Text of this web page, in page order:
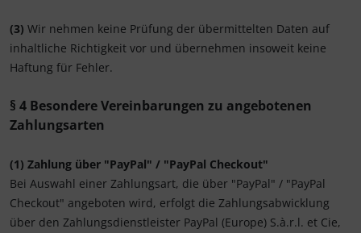
(3) Wir nehmen keine Prüfung der übermittelten Daten auf
inhaltliche Richtigkeit vor und übernehmen insoweit keine
Haftung für Fehler.
§ 4 Besondere Vereinbarungen zu angebotenen
Zahlungsarten
(1) Zahlung über "PayPal" / "PayPal Checkout"
Bei Auswahl einer Zahlungsart, die über "PayPal" / "PayPal
Checkout" angeboten wird, erfolgt die Zahlungsabwicklung
über den Zahlungsdienstleister PayPal (Europe) S.à.r.l. et Cie,